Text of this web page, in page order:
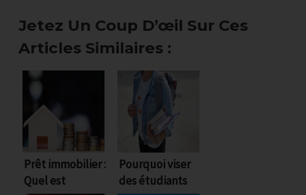
Comment
Jetez Un Coup D’œil Sur Ces
Articles Similaires :
Prêt immobilier :
Quel est
Pourquoi viser
des étudiants